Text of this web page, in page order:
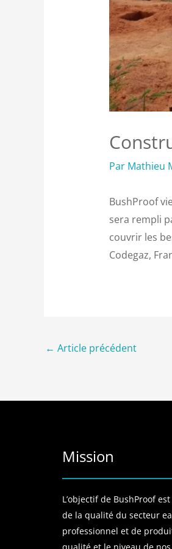
Par Mathieu
BushProof
sera rempli
couvrir les
Codegaz,
← Article précédent
Mission
L’objectif de BushProof
de la qualité du secteur
professionnel et de